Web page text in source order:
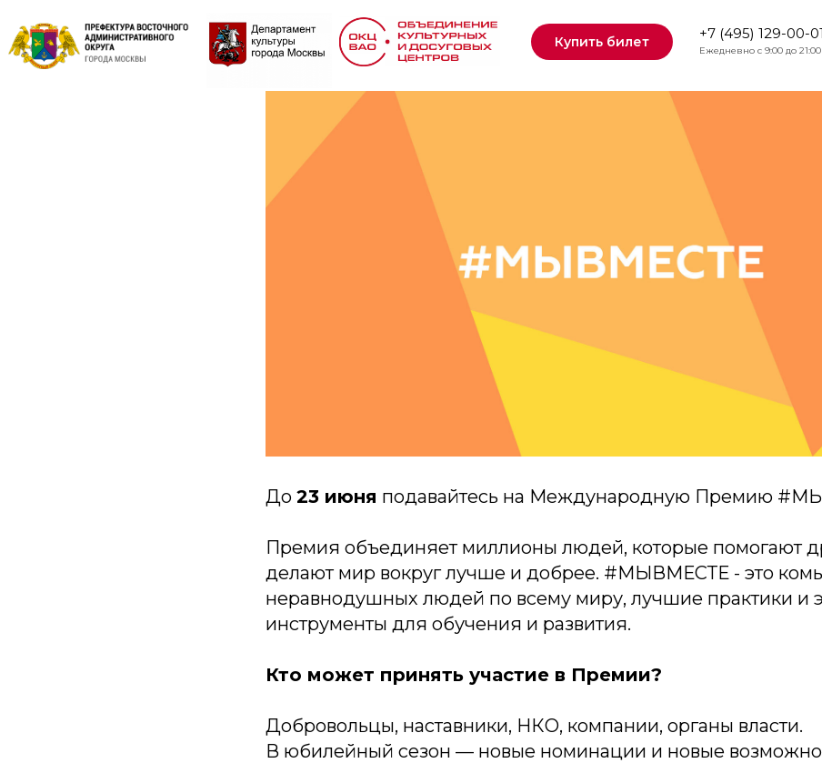
Купить билет +7 (495) 129-00-01
Ежедневно с 9:00 до 21:00
Премия #МЫВМЕСТЕ
До 23 июня подавайтесь на Международную Премию
Премия объединяет миллионы людей, которые помогают
делают мир вокруг лучше и добрее. #МЫВМЕСТЕ - это
неравнодушных людей по всему миру, лучшие практики и
инструменты для обучения и развития.
Кто может принять участие в Премии?
Добровольцы, наставники, НКО, компании, органы власти.
В юбилейный сезон — новые номинации и новые